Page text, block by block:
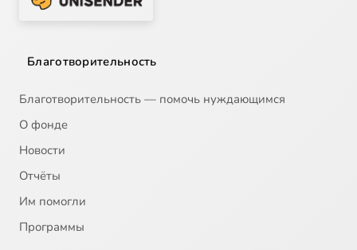
Благотворительность
Благотворительность — помочь нуждающимся
О фонде
Новости
Отчёты
Им помогли
Программы